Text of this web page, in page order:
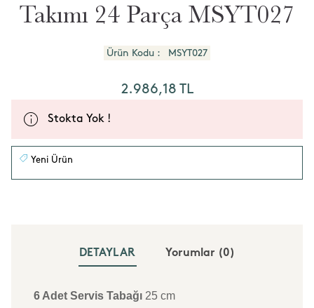
Takımı 24 Parça MSYT027
Ürün Kodu : MSYT027
2.986,18 TL
Stokta Yok !
Yeni Ürün
DETAYLAR Yorumlar (0)
6 Adet Servis Tabağı 25 cm